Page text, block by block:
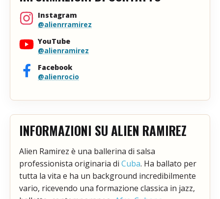
Instagram
@alienrramirez
YouTube
@alienramirez
Facebook
@alienrocio
INFORMAZIONI SU ALIEN RAMIREZ
Alien Ramirez è una ballerina di salsa
professionista originaria di Cuba. Ha ballato per
tutta la vita e ha un background incredibilmente
vario, ricevendo una formazione classica in jazz,